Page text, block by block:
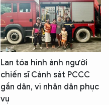
Lan tỏa hình ảnh người
chiến sĩ Cảnh sát PCCC
gần dân, vì nhân dân phục
vụ